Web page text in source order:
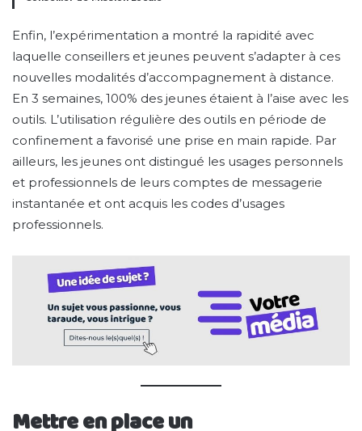
Enfin, l’expérimentation a montré la rapidité avec
laquelle conseillers et jeunes peuvent s’adapter à ces
nouvelles modalités d’accompagnement à distance.
En 3 semaines, 100% des jeunes étaient à l’aise avec les
outils. L’utilisation régulière des outils en période de
confinement a favorisé une prise en main rapide. Par
ailleurs, les jeunes ont distingué les usages personnels
et professionnels de leurs comptes de messagerie
instantanée et ont acquis les codes d’usages
professionnels.
Mettre en place un